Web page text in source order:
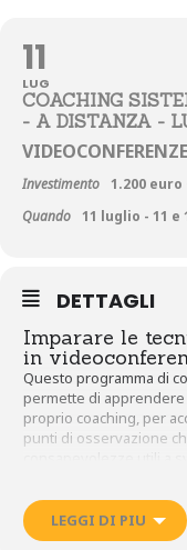
11
LUG
COACHING
- A DISTANZA -
Investimento 1.200 euro
Quando 11 luglio - 11 e
DETTAGLI
Imparare le
in
Questo programma di
permette di apprendere
proprio coaching, per
punti di osservazione
appartenenza.
L’approccio sistemico
LEGGI DI PIU